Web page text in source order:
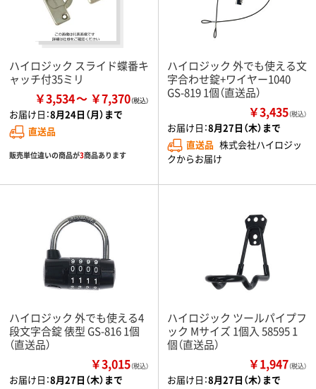
ハイロジック スライド蝶番キ
ャッチ付35ミリ
￥3,534 ￥7,370
お届け日：8月24日（月）まで
直送品
販売単位違いの商品が3商品あります
ハイロジック 外でも使える文
字合わせ錠+ワイヤー1040
GS-819 1個（直送品）
￥3,435（税込）
お届け日：8月27日（木）まで
直送品 株式会社ハイロジッ
クからお届け
ハイロジック 外でも使える4
段文字合錠 俵型 GS-816 1個
（直送品）
￥3,015（税込）
お届け日：8月27日（木）まで
ハイロジック ツールパイプフ
ック Mサイズ 1個入 58595 1
個（直送品）
￥1,947（税込）
お届け日：8月27日（木）まで